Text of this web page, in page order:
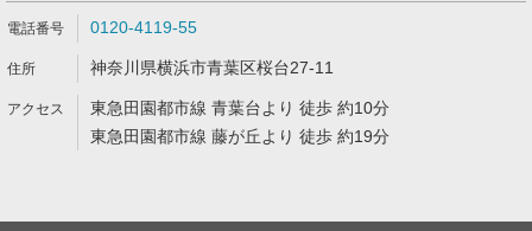
0120-4119-55
神奈川県横浜市青葉区桜台27-11
東急田園都市線 青葉台より 徒歩 約10分
東急田園都市線 藤が丘より 徒歩 約19分